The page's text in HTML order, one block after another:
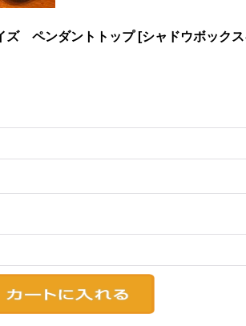
ズ ペンダントトップ [シャドウボック